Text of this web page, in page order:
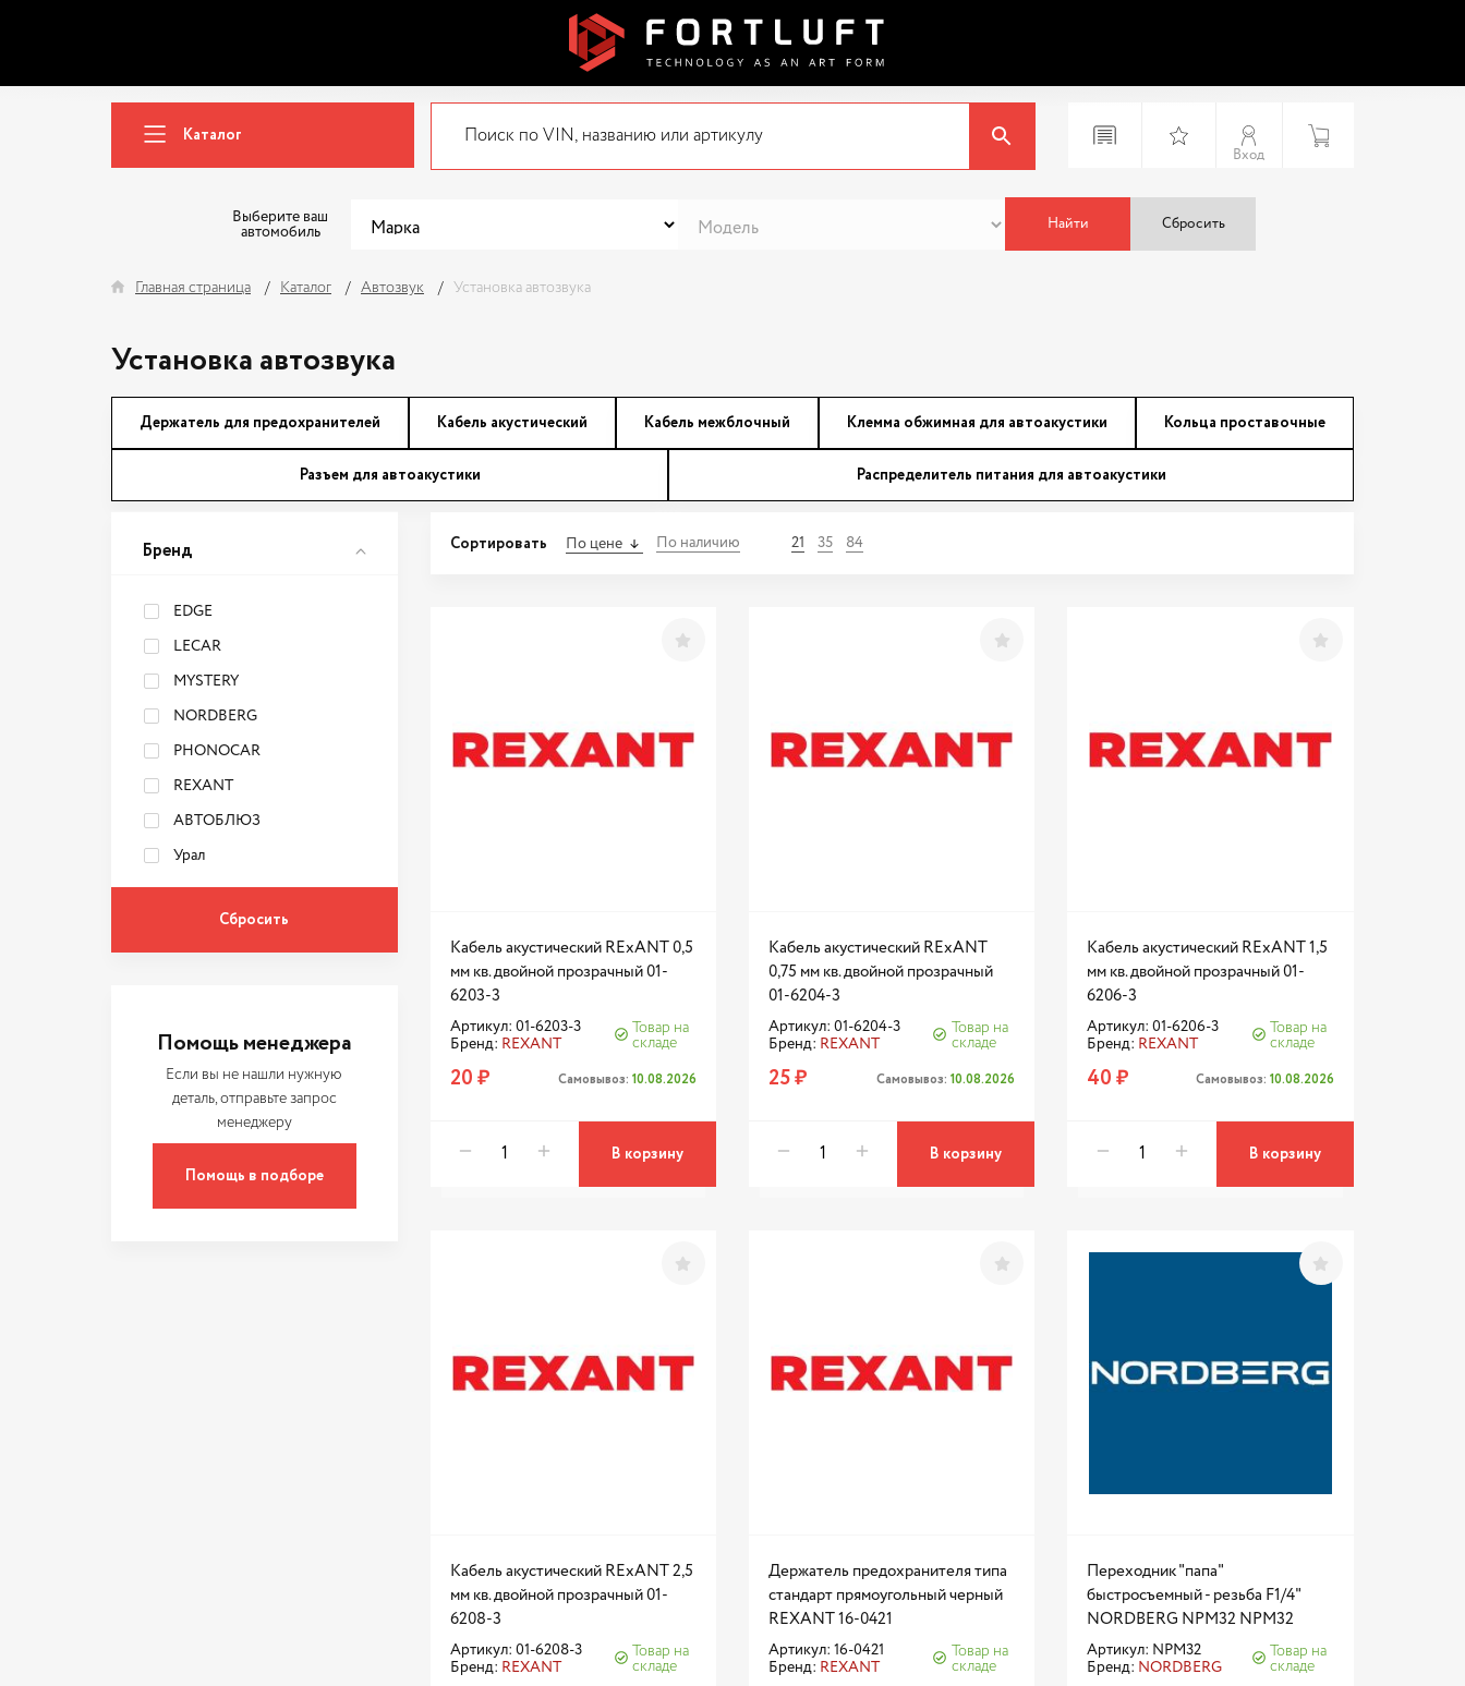
Каталог
Вход
Выберите ваш
автомобиль
Найти Сбросить
Главная страница Каталог Автозвук Установка автозвука
Установка автозвука
Держатель для предохранителей Кабель акустический Кабель межблочный Клемма обжимная для автоакустики Кольца проставочные
Разъем для автоакустики Распределитель питания для автоакустики
Бренд
EDGE
LECAR
MYSTERY
NORDBERG
PHONOCAR
REXANT
АВТОБЛЮЗ
Урал
Помощь менеджера
Если вы не нашли нужную
деталь, отправьте запрос
менеджеру
Помощь в подборе
Сортировать По цене По наличию 21 35 84
Кабель акустический RExANT 0,5
мм кв. двойной прозрачный 01-
6203-3
Артикул: 01-6203-3
Бренд: REXANT
Товар на
складе
20 ₽ Самовывоз: 10.08.2026
В корзину
Кабель акустический RExANT
0,75 мм кв. двойной прозрачный
01-6204-3
Артикул: 01-6204-3
Бренд: REXANT
Товар на
складе
25 ₽ Самовывоз:10.08.2026
В корзину
Кабель акустический RExANT 1,5
мм кв. двойной прозрачный 01-
6206-3
Артикул: 01-6206-3
Бренд: REXANT
Товар на
складе
40 ₽ Самовывоз: 10.08.2026
В корзину
Кабель акустический RExANT 2,5
мм кв. двойной прозрачный 01-
6208-3
Артикул: 01-6208-3
Бренд: REXANT
Товар на
складе
Держатель предохранителя типа
стандарт прямоугольный черный
REXANT 16-0421
Артикул: 16-0421
Бренд: REXANT
Товар на
складе
Переходник "папа"
быстросъемный - резьба F1/4"
NORDBERG NPM32 NPM32
Артикул: NPM32
Бренд: NORDBERG
Товар на
складе